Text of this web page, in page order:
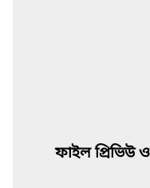
ফাইল প্রিভিউ